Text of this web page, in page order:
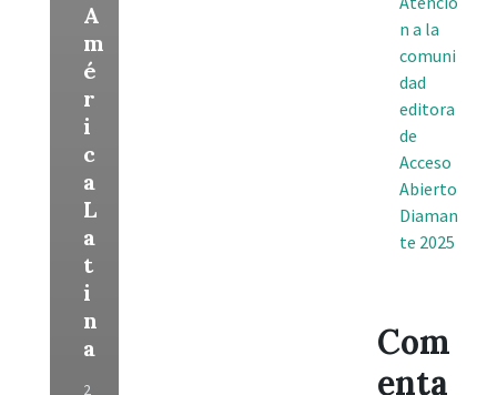
A
m
é
r
i
c
a
L
a
t
i
n
a
2
n a la
comuni
dad
editora
de
Acceso
Abierto
Diaman
te 2025
Com
enta